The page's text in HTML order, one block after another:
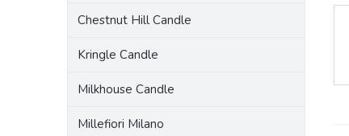
Chestnut Hill Candle
Kringle Candle
Milkhouse Candle
Millefiori Milano